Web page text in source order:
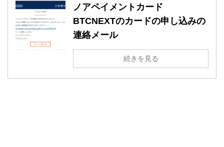
ノアペイメントカード
BTCNEXTのカードの申し込みの
連絡メール
続きを見る